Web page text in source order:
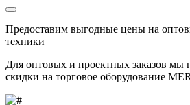
Предоставим выгодные цены на
техники
Для оптовых и проектных заказов мы
скидки на торговое оборудование